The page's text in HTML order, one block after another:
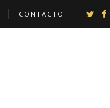
CONTACTO